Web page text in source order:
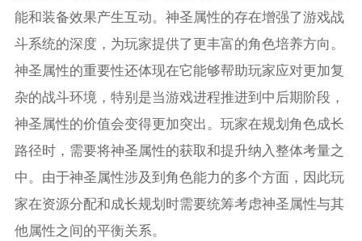
能和装备效果产生互动。神圣属性的存在增强了游戏战
斗系统的深度，为玩家提供了更丰富的角色培养方向。
神圣属性的重要性还体现在它能够帮助玩家应对更加复
杂的战斗环境，特别是当游戏进程推进到中后期阶段，
神圣属性的价值会变得更加突出。玩家在规划角色成长
路径时，需要将神圣属性的获取和提升纳入整体考量之
中。由于神圣属性涉及到角色能力的多个方面，因此玩
家在资源分配和成长规划时需要统筹考虑神圣属性与其
他属性之间的平衡关系。